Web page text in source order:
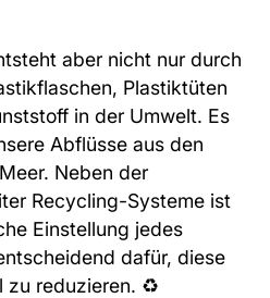
aber nicht nur durch
Plastiktüten
in der Umwelt. Es
Abflüsse aus den
Neben der
Recycling-Systeme ist
Einstellung jedes
dafür, diese
zu reduzieren. ♻️